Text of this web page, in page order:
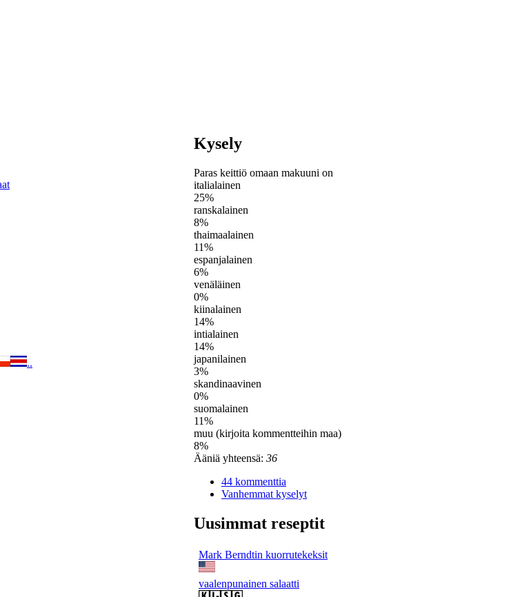
..
Kysely
Paras keittiö omaan makuuni on
italialainen
25%
ranskalainen
8%
thaimaalainen
11%
espanjalainen
6%
venäläinen
0%
kiinalainen
14%
intialainen
14%
japanilainen
3%
skandinaavinen
0%
suomalainen
11%
muu (kirjoita kommentteihin maa)
8%
Ääniä yhteensä: 36
44 kommenttia
Vanhemmat kyselyt
Uusimmat reseptit
Mark Berndtin kuorrutekeksit
vaalenpunainen salaatti